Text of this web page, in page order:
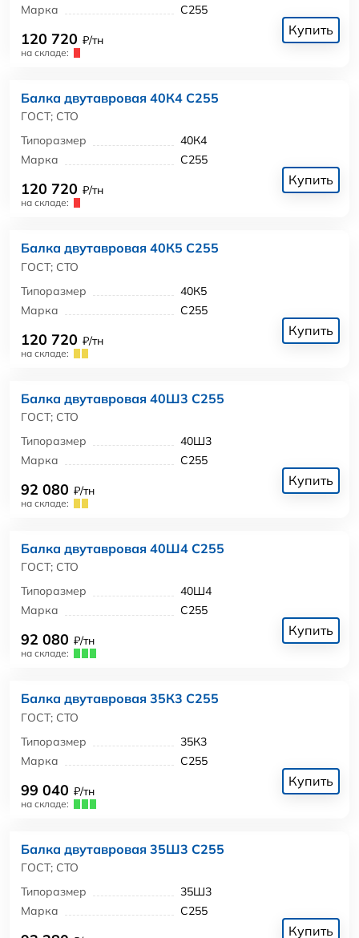
Марка С255
120 720 ₽/тн
на складе:
Купить
Балка двутавровая 40К4 С255
ГОСТ; СТО
Типоразмер
40К4
Марка
С255
120 720 ₽/тн
на складе:
Купить
Балка двутавровая 40К5 С255
ГОСТ; СТО
Типоразмер
40К5
Марка
С255
120 720 ₽/тн
на складе:
Купить
Балка двутавровая 40Ш3 С255
ГОСТ; СТО
Типоразмер
40Ш3
Марка
С255
92 080 ₽/тн
на складе:
Купить
Балка двутавровая 40Ш4 С255
ГОСТ; СТО
Типоразмер
40Ш4
Марка
С255
92 080 ₽/тн
на складе:
Купить
Балка двутавровая 35К3 С255
ГОСТ; СТО
Типоразмер
35К3
Марка
С255
99 040 ₽/тн
на складе:
Купить
Балка двутавровая 35Ш3 С255
ГОСТ; СТО
Типоразмер
35Ш3
Марка
С255
Купить